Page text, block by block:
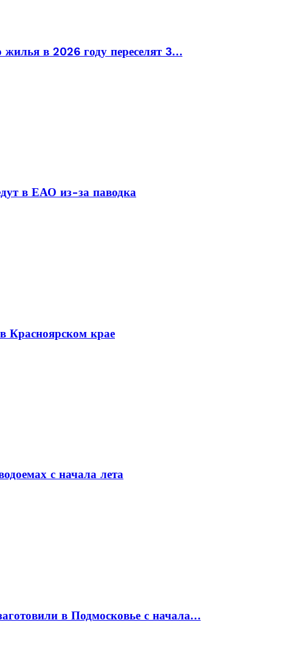
в 2026 году переселят 3…
в ЕАО из-за паводка
Красноярском крае
с начала лета
в Подмосковье с начала…